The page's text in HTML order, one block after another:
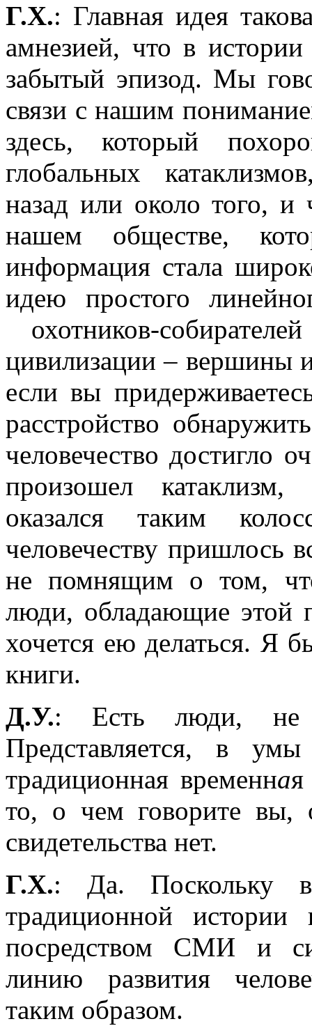
Г.Х.: Главная идея
амнезией, что в истории
забытый эпизод. Мы
связи с нашим
здесь, который
глобальных
назад или около того, и
нашем обществе,
информация стала
идею простого
охотников-
цивилизации – вершины
если вы
расстройство
человечество достигло
произошел катаклизм,
оказался таким
человечеству пришлось
не помнящим о том,
люди, обладающие
хочется ею делаться. Я
книги.
Д.У.: Есть люди, не
Представляется, в
традиционная временна
то, о чем говорите вы,
свидетельства нет.
Г.Х.: Да. Поскольку
традиционной истории
посредством СМИ и
линию развития
таким образом.